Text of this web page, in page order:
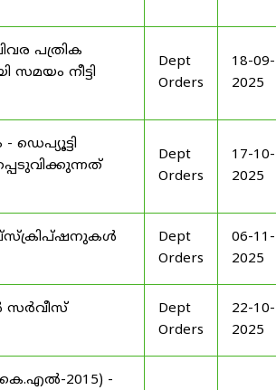
പത്രിക
നീട്ടി
Dept
Orders
18-09-
2025
ഡെപ്യൂട്ടി
Dept
Orders
17-10-
2025
Dept
Orders
06-11-
2025
സർവീസ്
Dept
Orders
22-10-
2025
2015) -